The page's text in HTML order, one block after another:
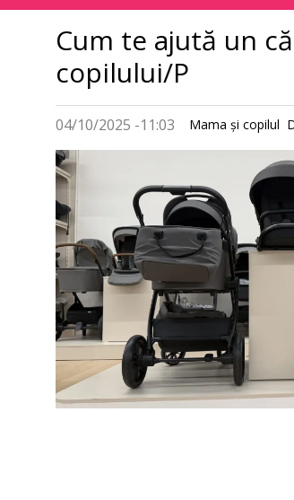
principală
Cum te ajută un
copilului/P
04/10/2025 -11:03 Mama şi copilul
Imagine